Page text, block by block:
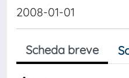
2008-01-01
Scheda breve